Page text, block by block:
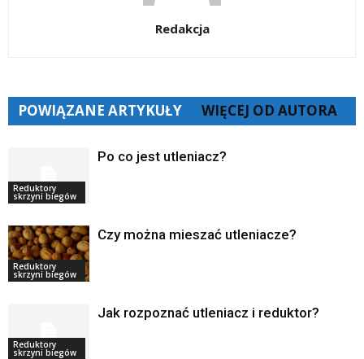
Redakcja
POWIĄZANE ARTYKUŁY WIĘCEJ OD AUTORA
Reduktory
skrzyni biegów
Po co jest utleniacz?
Reduktory
skrzyni biegów
Czy można mieszać utleniacze?
Reduktory
skrzyni biegów
Jak rozpoznać utleniacz i reduktor?